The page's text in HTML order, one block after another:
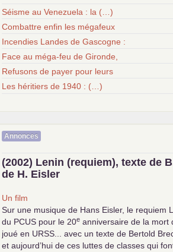
Séisme au Venezuela : la (…)
Combattre enfin les mégafeux
Incendies Landes de Gascogne :
Face au méga-feu de Gironde,
Refusons de payer pour leurs
Les héritiers de 1940 : (…)
Annonces
(2002) Lenin (requiem), texte de
de H. Eisler
Un film
Sur une musique de Hans Eisler, le requiem
du PCUS pour le 20e anniversaire de la mort
joué en URSS ... avec un texte de Bertold
et aujourd’hui de ces luttes de classes qui